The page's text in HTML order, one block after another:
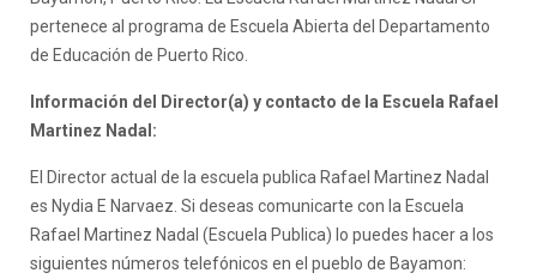
pertenece al programa de Escuela Abierta del Departamento
de Educación de Puerto Rico.
Información del Director(a) y contacto de la Escuela Rafael
Martinez Nadal:
El Director actual de la escuela publica Rafael Martinez Nadal
es Nydia E Narvaez. Si deseas comunicarte con la Escuela
Rafael Martinez Nadal (Escuela Publica) lo puedes hacer a los
siguientes números telefónicos en el pueblo de Bayamon: